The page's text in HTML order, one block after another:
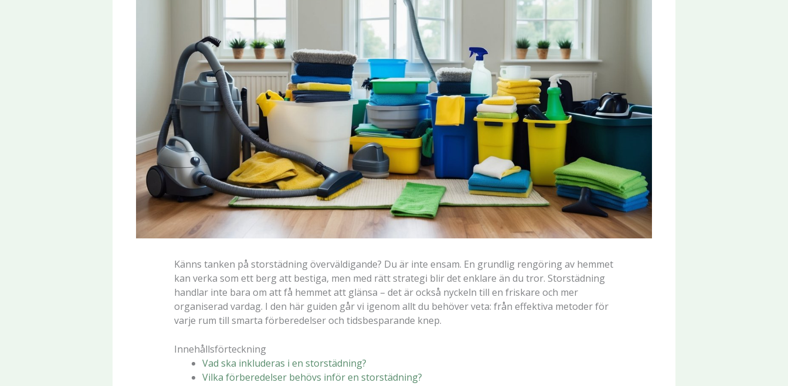
Känns tanken på storstädning överväldigande? Du är inte ensam. En grundlig rengöring av hemmet
kan verka som ett berg att bestiga, men med rätt strategi blir det enklare än du tror. Storstädning
handlar inte bara om att få hemmet att glänsa – det är också nyckeln till en friskare och mer
organiserad vardag. I den här guiden går vi igenom allt du behöver veta: från effektiva metoder för
varje rum till smarta förberedelser och tidsbesparande knep.
Innehållsförteckning
Vad ska inkluderas i en storstädning?
Vilka förberedelser behövs inför en storstädning?